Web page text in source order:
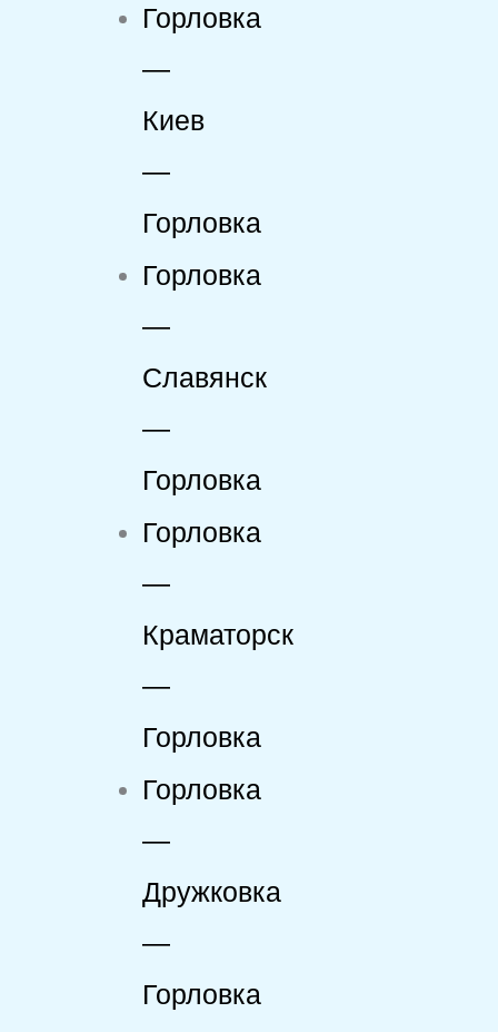
Горловка
—
Киев
—
Горловка
Горловка
—
Славянск
—
Горловка
Горловка
—
Краматорск
—
Горловка
Горловка
—
Дружковка
—
Горловка